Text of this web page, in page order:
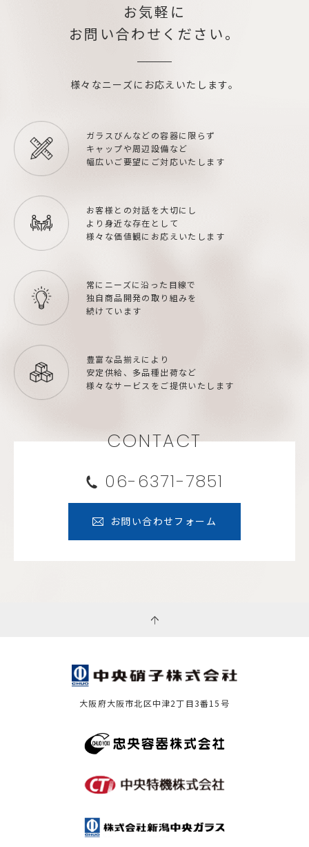
お気軽に
お問い合わせください。
様々なニーズにお応えいたします。
ガラスびんなどの容器に限らず
キャップや周辺設備など
幅広いご要望にご対応いたします
お客様との対話を大切にし
より身近な存在として
様々な価値観にお応えいたします
常にニーズに沿った目線で
独自商品開発の取り組みを
続けています
豊富な品揃えにより
安定供給、多品種出荷など
様々なサービスをご提供いたします
CONTACT
06-6371-7851
お問い合わせフォーム
大阪府大阪市北区中津2丁目3番15号